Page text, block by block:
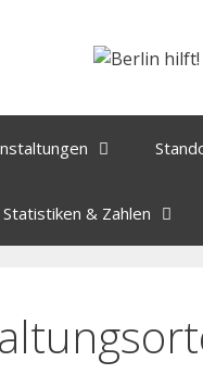
Statistiken & Zahlen